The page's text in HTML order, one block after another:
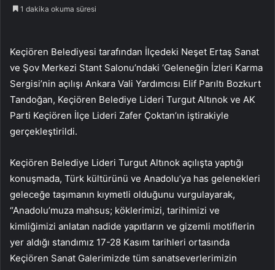
1 dakika okuma süresi
Keçiören Belediyesi tarafından İlçedeki Neşet Ertaş Sanat
ve Şov Merkezi Stant Salonu’ndaki ‘Geleneğin İzleri Karma
Sergisi’nin açılışı Ankara Vali Yardımcısı Elif Parıltı Bozkurt
Tandoğan, Keçiören Belediye Lideri Turgut Altınok ve AK
Parti Keçiören İlçe Lideri Zafer Çoktan’ın iştirakiyle
gerçekleştirildi.
Keçiören Belediye Lideri Turgut Altınok açılışta yaptığı
konuşmada, Türk kültürünü ve Anadolu’ya has gelenekleri
geleceğe taşımanın kıymetli olduğunu vurgulayarak,
“Anadolu’muza mahsus; köklerimizi, tarihimizi ve
kimliğimizi anlatan nadide yapıtların ve gizemli motiflerin
yer aldığı standımız 17-28 Kasım tarihleri ortasında
Keçiören Sanat Galerimizde tüm sanatseverlerimizin